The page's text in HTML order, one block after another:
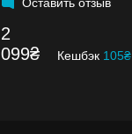
2
099₴
Кешбэк 105₴